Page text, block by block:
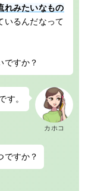
れみたいなもの
いるんだなって
ですか？
カホコ
す。
ですか？